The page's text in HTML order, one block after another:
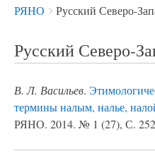
Breadcrumbs
You
here:
РЯНО Русский Северо-
Русский Северо-
В. Л. Васильев.
термины налым, налье,
РЯНО. 2014. № 1 (27), С.